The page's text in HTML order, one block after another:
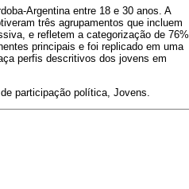
Argentina entre 18 e 30 anos. A
três agrupamentos que incluem
e refletem a categorização de 76%
principais e foi replicado em uma
perfis descritivos dos jovens em
participação política, Jovens.